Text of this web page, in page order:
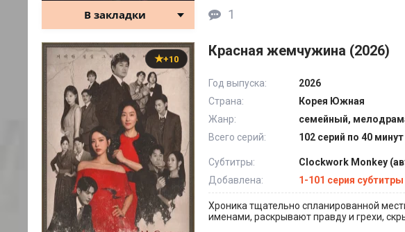
В закладки 1
+10 Красная жемчужина (2026)
Год выпуска:
2026
Страна:
Корея Южная
Жанр:
семейный,
Всего серий:
102 серий по 40 минут
Субтитры:
Clockwork Monkey
Добавлена:
1-101 серия
Хроника тщательно спланированной
именами, раскрывают правду и грехи,